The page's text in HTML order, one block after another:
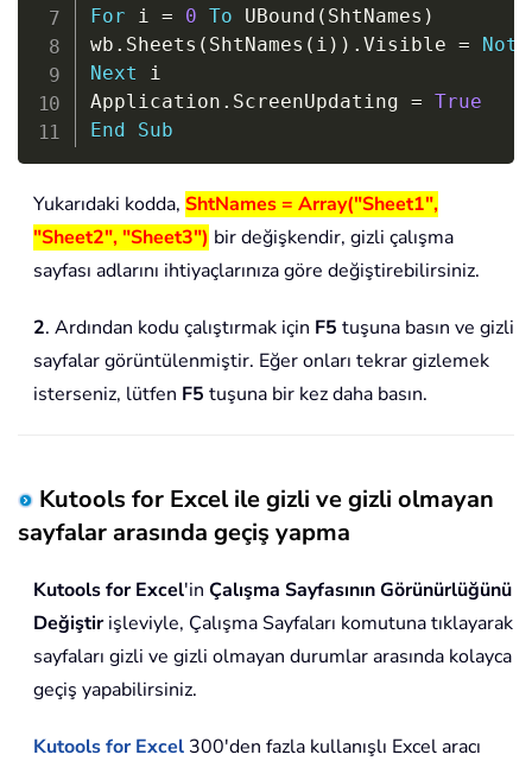
For i = 0 To UBound ( ShtNames )
wb . Sheets ( ShtNames ( i ) ) . Visible = Not
Next i
Application . ScreenUpdating = True
End
Sub
Yukarıdaki kodda, ShtNames = Array("Sheet1",
"Sheet2", "Sheet3") bir değişkendir, gizli çalışma
sayfası adlarını ihtiyaçlarınıza göre değiştirebilirsiniz.
2. Ardından kodu çalıştırmak için F5 tuşuna basın ve gizli
sayfalar görüntülenmiştir. Eğer onları tekrar gizlemek
isterseniz, lütfen F5 tuşuna bir kez daha basın.
Kutools for Excel ile gizli ve gizli olmayan
sayfalar arasında geçiş yapma
Kutools for Excel'in Çalışma Sayfasının Görünürlüğünü
Değiştirişleviyle, Çalışma Sayfaları komutuna tıklayarak
sayfaları gizli ve gizli olmayan durumlar arasında kolayca
geçiş yapabilirsiniz.
Kutools for Excel 300'den fazla kullanışlı Excel aracı